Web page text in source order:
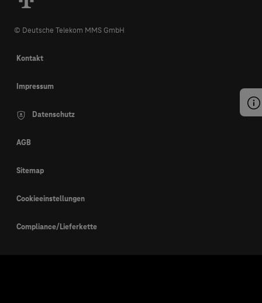
© Deutsche Telekom MMS GmbH
Kontakt
Impressum
Datenschutz
AGB
Sitemap
Cookieeinstellungen
Compliance/Lieferkette